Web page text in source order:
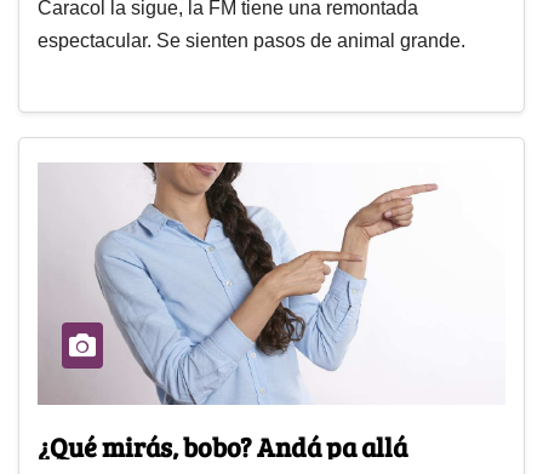
Caracol la sigue, la FM tiene una remontada
espectacular. Se sienten pasos de animal grande.
¿Qué mirás, bobo? Andá pa allá